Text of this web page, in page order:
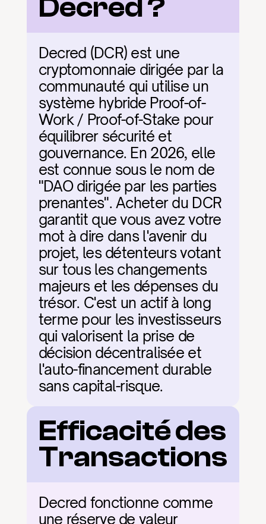
Decred ?
Decred (DCR) est une
cryptomonnaie dirigée par la
communauté qui utilise un
système hybride Proof-of-
Work / Proof-of-Stake pour
équilibrer sécurité et
gouvernance. En 2026, elle
est connue sous le nom de
"DAO dirigée par les parties
prenantes". Acheter du DCR
garantit que vous avez votre
mot à dire dans l'avenir du
projet, les détenteurs votant
sur tous les changements
majeurs et les dépenses du
trésor. C'est un actif à long
terme pour les investisseurs
qui valorisent la prise de
décision décentralisée et
l'auto-financement durable
sans capital-risque.
Efficacité des
Transactions
Decred fonctionne comme
une réserve de valeur